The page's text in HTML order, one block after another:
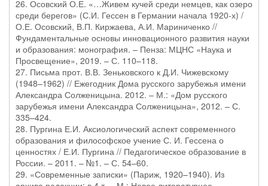
26. Осовский О.Е. «…Живем кучей среди немцев, как озеро
среди берегов» (С.И. Гессен в Германии начала 1920-х) /
О.Е. Осовский, В.П. Киржаева, А.И. Мариниченко //
Фундаментальные основы инновационного развития науки
и образования: монография. – Пенза: МЦНС «Наука и
Просвещение», 2019. – С. 110–118.
27. Письма прот. В.В. Зеньковского к Д.И. Чижевскому
(1948–1962) // Ежегодник Дома русского зарубежья имени
Александра Солженицына. 2012. – М.: «Дом русского
зарубежья имени Александра Солженицына», 2012. – С.
335–424.
28. Пургина Е.И. Аксиологический аспект современного
образования и философское учение С. И. Гессена о
ценностях / Е.И. Пургина // Педагогическое образование в
России. – 2011. – №1. – С. 54–60.
29. «Современные записки» (Париж, 1920–1940). Из